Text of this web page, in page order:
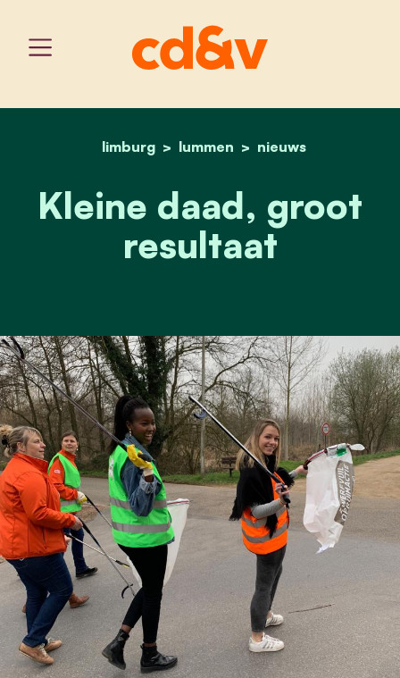
home
limburg lummen nieuws
kleine daad, groot
Kleine daad, groot
resultaat